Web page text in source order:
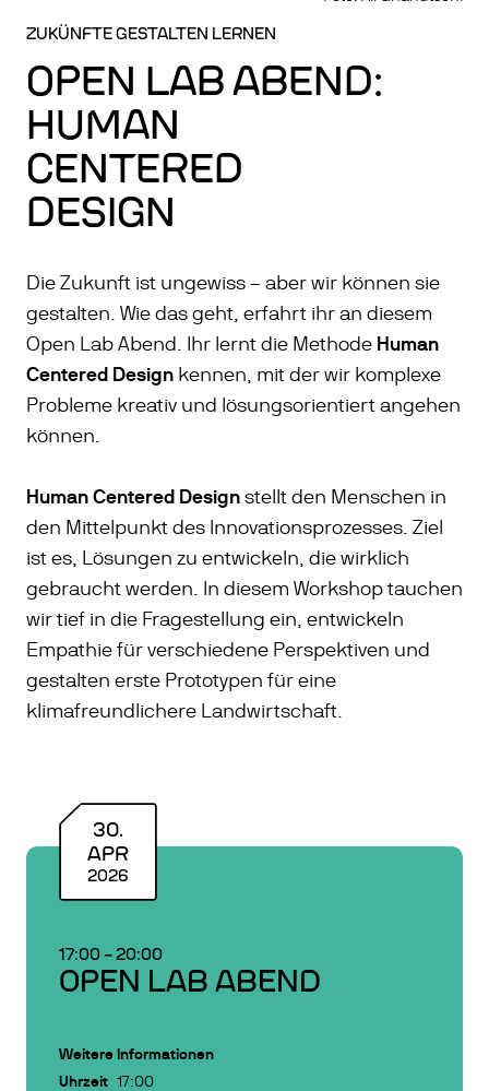
ZUKÜNFTE GESTALTEN LERNEN
OPEN LAB ABEND:
HUMAN
CENTERED
DESIGN
Die Zukunft ist ungewiss – aber wir können sie
gestalten. Wie das geht, erfahrt ihr an diesem
Open Lab Abend. Ihr lernt die Methode Human
Centered Design kennen, mit der wir komplexe
Probleme kreativ und lösungsorientiert angehen
können.
Human Centered Design stellt den Menschen in
den Mittelpunkt des Innovationsprozesses. Ziel
ist es, Lösungen zu entwickeln, die wirklich
gebraucht werden. In diesem Workshop tauchen
wir tief in die Fragestellung ein, entwickeln
Empathie für verschiedene Perspektiven und
gestalten erste Prototypen für eine
klimafreundlichere Landwirtschaft.
30.
APR
2026
17:00 –20:00
OPEN LAB ABEND
Weitere Informationen
Uhrzeit 17:00